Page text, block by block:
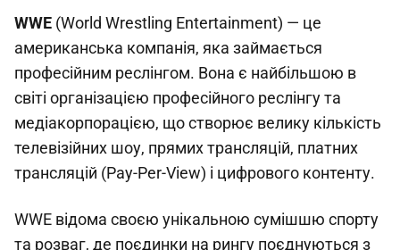
WWE (World Wrestling Entertainment) — це
американська компанія, яка займається
професійним реслінгом. Вона є найбільшою в
світі організацією професійного реслінгу та
медіакорпорацією, що створює велику кількість
телевізійних шоу, прямих трансляцій, платних
трансляцій (Pay-Per-View) і цифрового контенту.
WWE відома своєю унікальною сумішшю спорту
та розваг, де поєдинки на рингу поєднуються з